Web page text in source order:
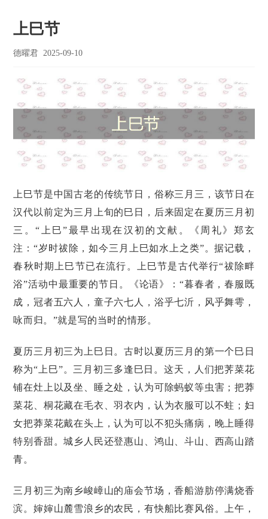
上巳节
德曜君 2025-09-10
上巳节是中国古老的传统节日，俗称三月三，该节日在
汉代以前定为三月上旬的巳日，后来固定在夏历三月初
三。“上巳”最早出现在汉初的文献。《周礼》郑玄
注：“岁时祓除，如今三月上巳如水上之类”。据记载，
春秋时期上巳节已在流行。上巳节是古代举行“祓除畔
浴”活动中最重要的节日。《论语》：“暮春者，春服既
成，冠者五六人，童子六七人，浴乎七沂，风乎舞雩，
咏而归。”就是写的当时的情形。
夏历三月初三为上巳日。古时以夏历三月的第一个巳日
称为“上巳”。三月初三多逢巳日。这天，人们把荠菜花
铺在灶上以及坐、睡之处，认为可除蚂蚁等虫害；把莽
菜花、桐花藏在毛衣、羽衣内，认为衣服可以不蛀；妇
女把莽菜花戴在头上，认为可以不犯头痛病，晚上睡得
特别香甜。城乡人民还登惠山、鸿山、斗山、西高山踏
青。
三月初三为南乡峻嶂山的庙会节场，香船游肪停满烧香
滨。婶婶山麓雪浪乡的农民，有快船比赛风俗。上午，